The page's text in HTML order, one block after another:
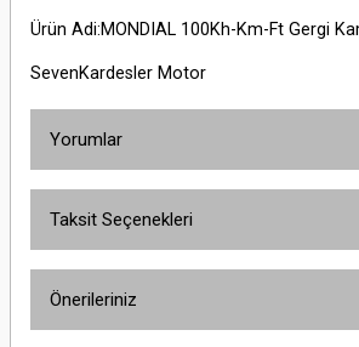
Ürün Adi:MONDIAL 100Kh-Km-Ft Gergi
SevenKardesler Motor
Yorumlar
Taksit Seçenekleri
Önerileriniz